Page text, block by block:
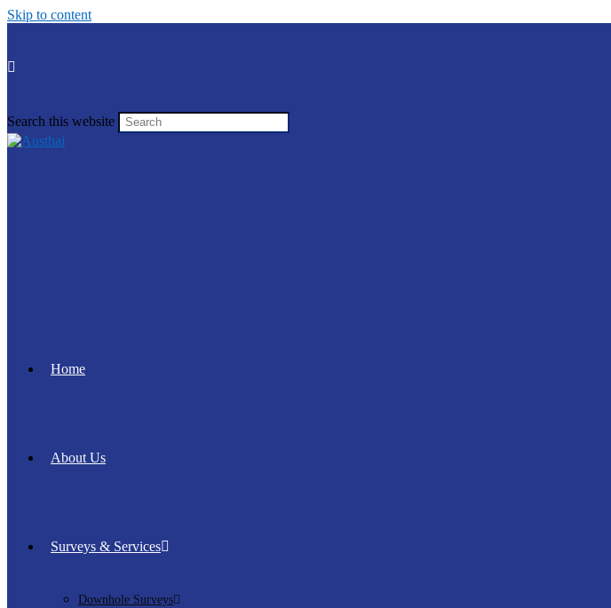
Skip to content
Search this website
Home
About Us
Surveys & Services
Downhole Surveys